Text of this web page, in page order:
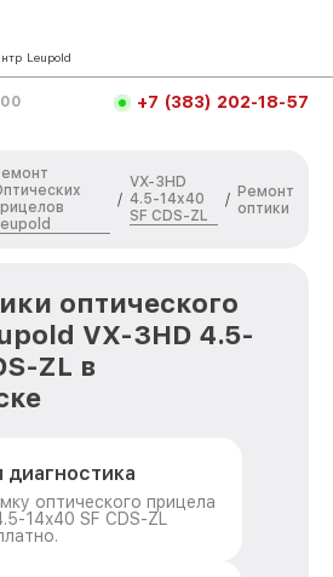
Leupold
+7 (383) 202-18-57
/
VX-3HD
4.5-14x40
SF CDS-ZL
/ Ремонт
оптики
оптического
VX-3HD 4.5-
ZL в
диагностика
оптического прицела
14x40 SF CDS-ZL